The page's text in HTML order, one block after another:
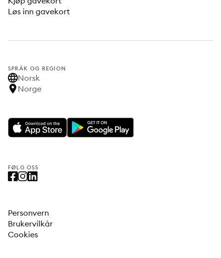
Løs inn gavekort
SPRÅK OG REGION
Norsk
Norge
FØLG OSS
Personvern
Brukervilkår
Cookies